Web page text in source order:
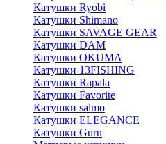
Катушки Ryobi
Катушки Shimano
Катушки SAVAGE GEAR
Катушки DAM
Катушки OKUMA
Катушки 13FISHING
Катушки Rapala
Катушки Favorite
Катушки salmo
Катушки ELEGANCE
Катушки Guru